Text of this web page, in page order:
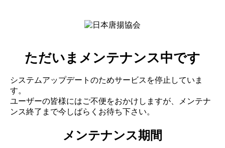
ただいまメンテナンス中です
システムアップデートのためサービスを停止していま
す。
ユーザーの皆様にはご不便をおかけしますが、メンテナ
ンス終了まで今しばらくお待ち下さい。
メンテナンス期間